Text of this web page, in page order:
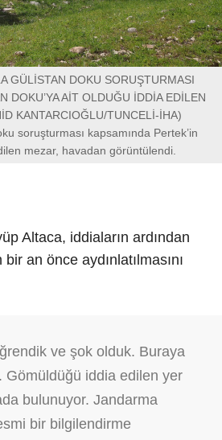
GÜLİSTAN DOKU SORUŞTURMASI
DOKU’YA AİT OLDUĞU İDDİA EDİLEN
KANTARCIOĞLU/TUNCELİ-İHA)
soruşturması kapsamında Pertek’in
mezar, havadan görüntülendi.
Altaca, iddiaların ardından
an önce aydınlatılmasını
ve şok olduk. Buraya
Gömüldüğü iddia edilen yer
bulunuyor. Jandarma
bir bilgilendirme